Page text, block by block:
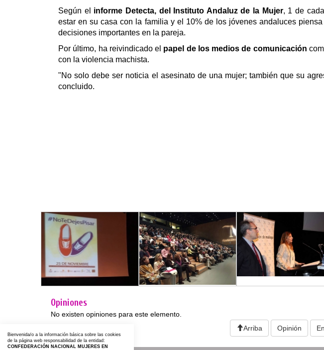
Según el informe Detecta, del Instituto Andaluz de la Mujer, 1 de
estar en su casa con la familia y el 10% de los jóvenes andaluces
decisiones importantes en la pareja.
Por último, ha reivindicado el papel de los medios de comunicación
con la violencia machista.
"No solo debe ser noticia el asesinato de una mujer; también que su
concluido.
Opiniones
No existen opiniones para este elemento.
Arriba
Opinión
Bienvenida/o a la información básica sobre las cookies
de la página web responsabilidad de la entidad:
CONFEDERACIÓN NACIONAL MUJERES EN